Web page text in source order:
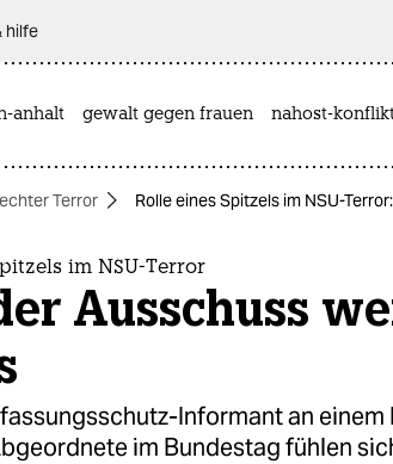
hilfe
anhalt gewalt gegen frauen nahost-
Terror Rolle eines Spitzels im NSU-
im NSU-Terror
Ausschuss
Informant an einem
im Bundestag fühlen